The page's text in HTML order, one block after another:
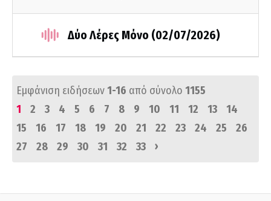
Δύο Λέρες Μόνο (02/07/2026)
Εμφάνιση ειδήσεων1-16 από σύνολο 1155
1
2 3 4 5 6 7 8 9 10 11 12 13
14
15
16 17 18 19 20 21 22 23 24 25
26
27
28 29 30 31 32 33 ›